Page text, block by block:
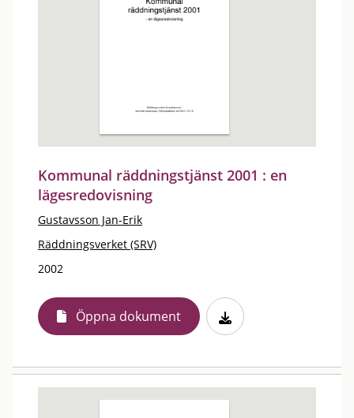
Kommunal räddningstjänst 2001 : en
lägesredovisning
Gustavsson Jan-Erik
Räddningsverket (SRV)
2002
Öppna dokument